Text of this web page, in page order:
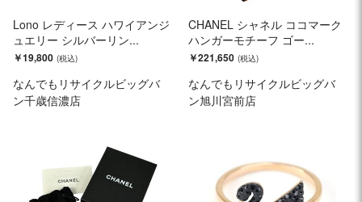
Lono レディース ハワイアンジ
ュエリー シルバーリン...
￥19,800
なんでもリサイクルビッグバ
ン千歳信濃店
CHANEL シャネル ココマーク
ハンガーモチーフ ゴー...
￥221,650
なんでもリサイクルビッグバ
ン旭川宮前店